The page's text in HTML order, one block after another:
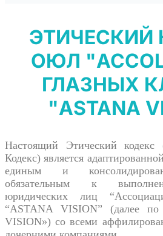
ЭТИЧЕСКИЙ
ОЮЛ
ГЛАЗНЫХ
"ASTANA
Настоящий Этический
Кодекс) является
единым и
обязательным к
юридических лиц
“ASTANA VISION” (далее
VISION») со всеми